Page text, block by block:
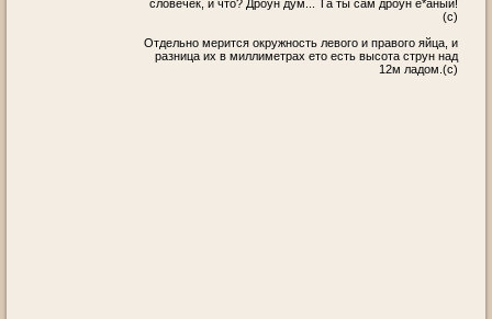
словечек, и что? Дроун дум... Та ты сам дроун е*аный!
(с)
Oтдельно мерится окружность левого и правого яйца, и
разница их в миллиметрах ето есть высота струн над
12м ладом.(c)